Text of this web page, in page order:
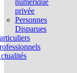
numérique
privée
Personnes
Disparues